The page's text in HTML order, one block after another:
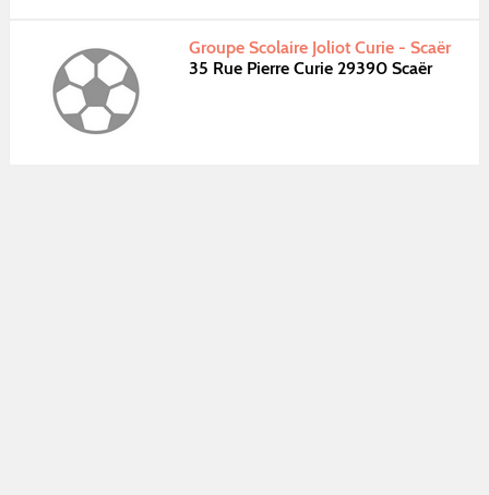
Groupe Scolaire Joliot Curie - Scaër
35 Rue Pierre Curie 29390 Scaër